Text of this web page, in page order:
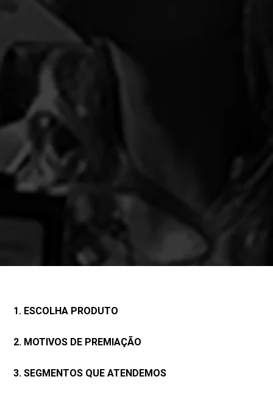
1. ESCOLHA PRODUTO
2. MOTIVOS DE PREMIAÇÃO
3. SEGMENTOS QUE ATENDEMOS